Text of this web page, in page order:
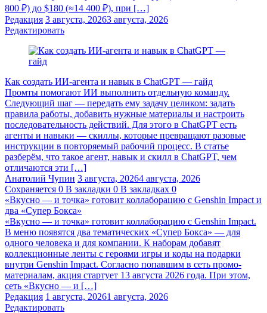
800 ₽) до $180 (≈14 400 ₽), при […]
Редакция 3 августа, 20263 августа, 2026
Редактировать
Как создать ИИ-агента и навык в ChatGPT — гайд
Промты помогают ИИ выполнить отдельную команду.
Следующий шаг — передать ему задачу целиком: задать
правила работы, добавить нужные материалы и настроить
последовательность действий. Для этого в ChatGPT есть
агенты и навыки — скиллы, которые превращают разовые
инструкции в повторяемый рабочий процесс. В статье
разберём, что такое агент, навык и скилл в ChatGPT, чем
отличаются эти […]
Анатолий Чупин 3 августа, 20264 августа, 2026
Сохраняется 0 В закладки 0 В закладках 0
«Вкусно — и точка» готовит коллаборацию с Genshin Impact и
два «Супер Бокса»
«Вкусно — и точка» готовит коллаборацию с Genshin Impact.
В меню появятся два тематических «Супер Бокса» — для
одного человека и для компании. К наборам добавят
коллекционные ленты с героями игры и коды на подарки
внутри Genshin Impact. Согласно попавшим в сеть промо-
материалам, акция стартует 13 августа 2026 года. При этом,
сеть «Вкусно — и […]
Редакция 1 августа, 20261 августа, 2026
Редактировать